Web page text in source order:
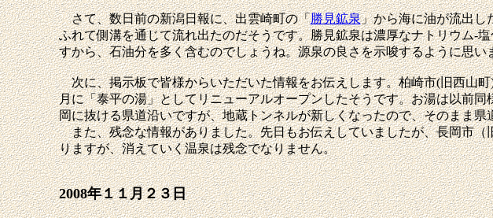
さて、数日前の新潟日報に、出雲崎町の「勝見鉱泉」から海に油が流出し
ふれて側溝を通じて流れ出たのだそうです。勝見鉱泉は濃厚なナトリウム-
すから、石油分を多く含むのでしょうね。源泉の良さを示唆するように思
次に、掲示板で皆様からいただいた情報をお伝えします。柏崎市(旧西山町
月に「泰平の湯」としてリニューアルオープンしたそうです。お湯は以前
岡に抜ける県道沿いですが、地蔵トンネルが新しくなったので、そのまま
また、残念な情報がありました。先日もお伝えしていましたが、長岡市（
りますが、消えていく温泉は残念でなりません。
2008年１１月２３日